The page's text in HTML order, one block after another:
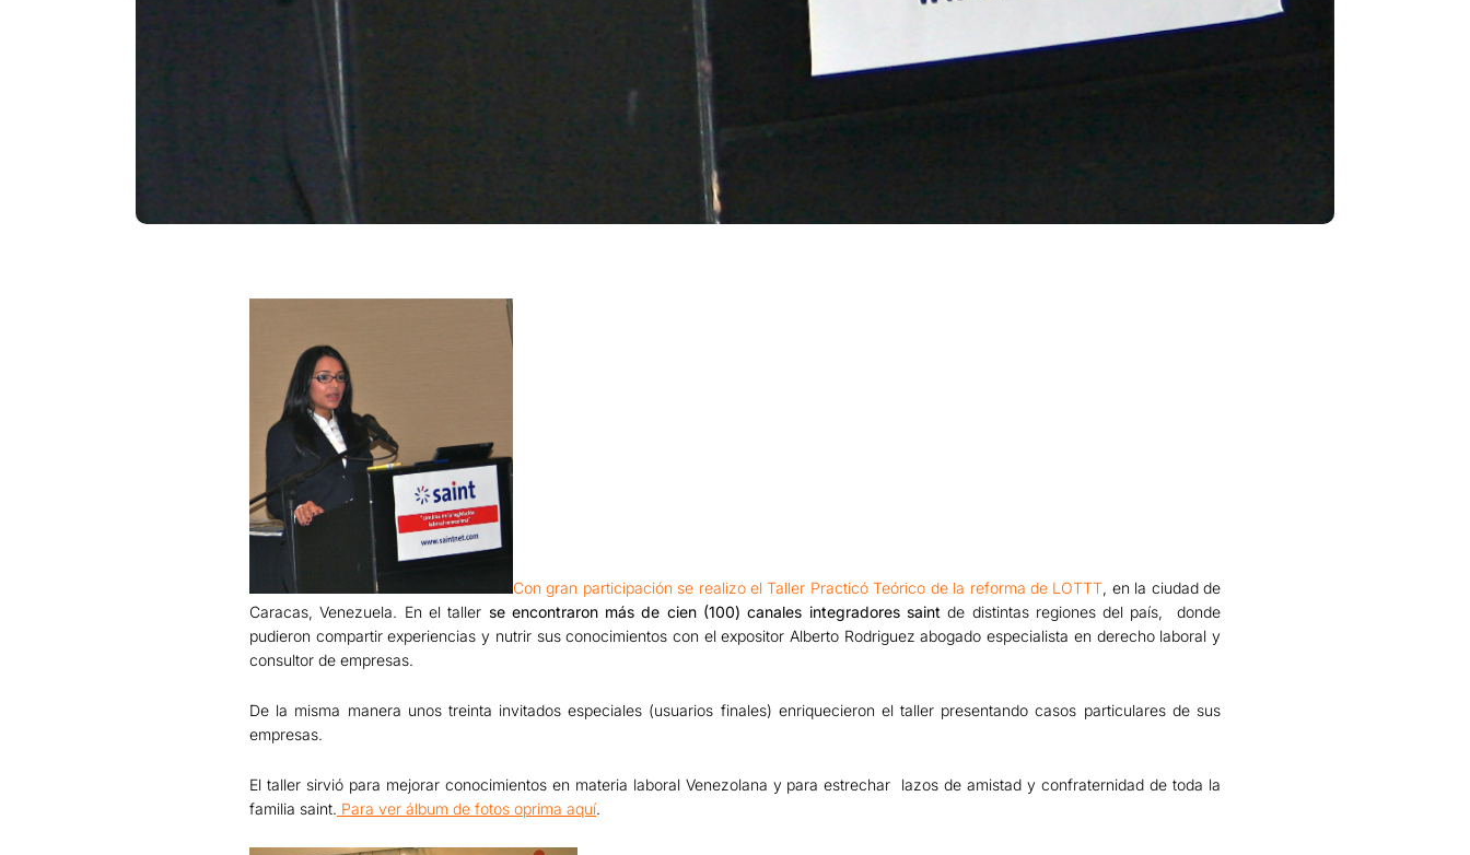
Con gran participación se realizo el Taller Practicó Teórico de la reforma de LOTTT, en la ciudad de
Caracas, Venezuela. En el taller se encontraron más de cien (100) canales integradores saint de distintas regiones del país, donde
pudieron compartir experiencias y nutrir sus conocimientos con el expositor Alberto Rodriguez abogado especialista en derecho laboral y
consultor de empresas.
De la misma manera unos treinta invitados especiales (usuarios finales) enriquecieron el taller presentando casos particulares de sus
empresas.
El taller sirvió para mejorar conocimientos en materia laboral Venezolana y para estrechar lazos de amistad y confraternidad de toda la
familia saint. Para ver álbum de fotos oprima aquí.